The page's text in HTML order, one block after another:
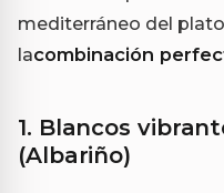
mediterráneo del
lacombinación
1. Blancos
(Albariño)